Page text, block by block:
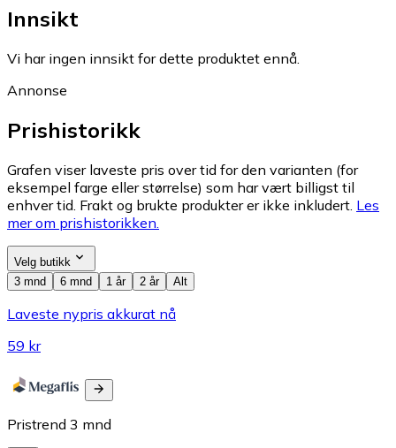
Innsikt
Vi har ingen innsikt for dette produktet ennå.
Annonse
Prishistorikk
Grafen viser laveste pris over tid for den varianten (for
eksempel farge eller størrelse) som har vært billigst til
enhver tid. Frakt og brukte produkter er ikke inkludert. Les
mer om prishistorikken.
Velg butikk
3 mnd
6 mnd 1 år 2 år Alt
Laveste nypris akkurat nå
59 kr
Pristrend 3 mnd